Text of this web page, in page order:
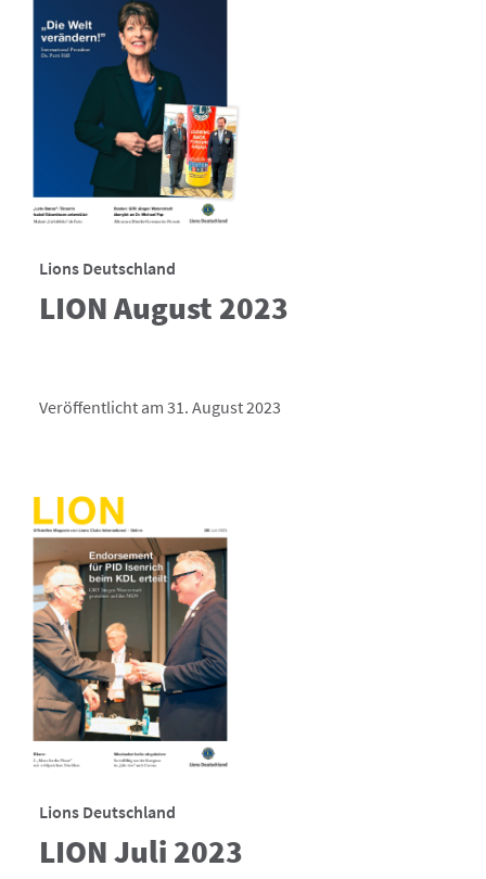
Lions Deutschland
LION August 2023
Veröffentlicht am 31. August 2023
Lions Deutschland
LION Juli 2023